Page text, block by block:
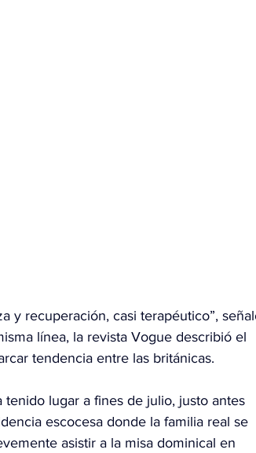
y recuperación, casi terapéutico”,
línea, la revista Vogue describió el
tendencia entre las británicas.
lugar a fines de julio, justo antes
escocesa donde la familia real se
asistir a la misa dominical en